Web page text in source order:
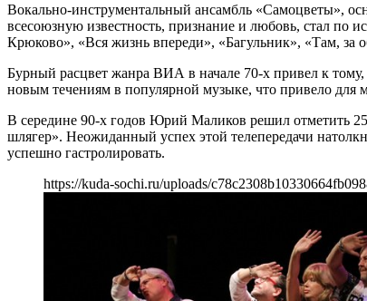
Вокально-инструментальный ансамбль «Самоцветы»,
всесоюзную известность, признание и любовь, стал по
Крюково», «Вся жизнь впереди», «Багульник», «Там, за
Бурный расцвет жанра ВИА в начале 70-х привел к
новым течениям в популярной музыке, что привело для
В середине 90-х годов Юрий Маликов решил отметить
шлягер». Неожиданный успех этой телепередачи
успешно гастролировать.
https://kuda-sochi.ru/uploads/